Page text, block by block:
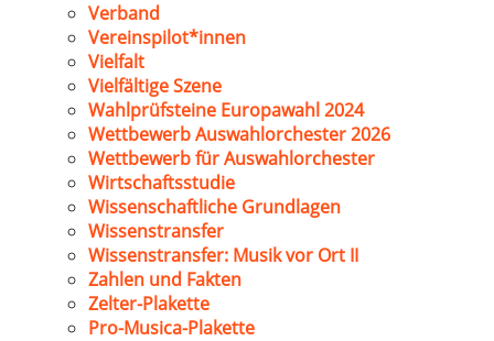
Verband
Vereinspilot*innen
Vielfalt
Vielfältige Szene
Wahlprüfsteine Europawahl 2024
Wettbewerb Auswahlorchester 2026
Wettbewerb für Auswahlorchester
Wirtschaftsstudie
Wissenschaftliche Grundlagen
Wissenstransfer
Wissenstransfer: Musik vor Ort II
Zahlen und Fakten
Zelter-Plakette
Pro-Musica-Plakette